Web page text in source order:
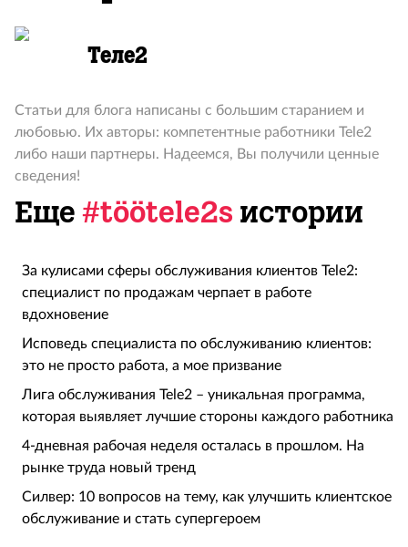
Теле2
Статьи для блога написаны с большим старанием и
любовью. Их авторы: компетентные работники Tele2
либо наши партнеры. Надеемся, Вы получили ценные
сведения!
Еще #töötele2s истории
За кулисами сферы обслуживания клиентов Tele2:
специалист по продажам черпает в работе
вдохновение
Исповедь специалиста по обслуживанию клиентов:
это не просто работа, а мое призвание
Лига обслуживания Tele2 – уникальная программа,
которая выявляет лучшие стороны каждого работника
4-дневная рабочая неделя осталась в прошлом. На
рынке труда новый тренд
Силвер: 10 вопросов на тему, как улучшить клиентское
обслуживание и стать супергероем